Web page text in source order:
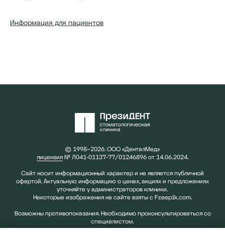
Информация для пациентов
© 1998–2026. ООО «ДенталМед»
лицензия№ Л041-01137-77/01246896 от 14.06.2024.
Сайт носит информационный характер и не является публичной
офертой. Актуальную информацию о ценах, акциях и предложениях
уточняйте у администраторов клиники.
Некоторые изображения на сайте взяты с Freepik.com.
Возможны противопоказания. Необходимо проконсультироваться со
специалистом.